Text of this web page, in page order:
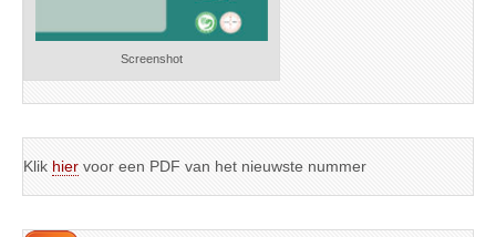
Screenshot
Klik hier voor een PDF van het nieuwste nummer